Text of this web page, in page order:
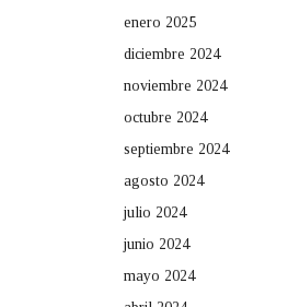
enero 2025
diciembre 2024
noviembre 2024
octubre 2024
septiembre 2024
agosto 2024
julio 2024
junio 2024
mayo 2024